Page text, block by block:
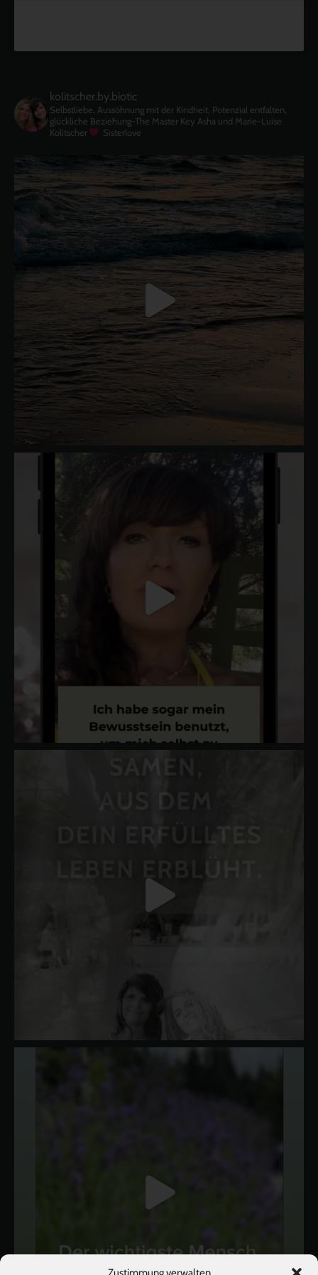
kolitscher.by.biotic
Selbstliebe, Aussöhnung mit der Kindheit, Potenzial entfalten,
glückliche Beziehung-The Master Key Asha und Marie-Luise
Kolitscher
Sisterlove